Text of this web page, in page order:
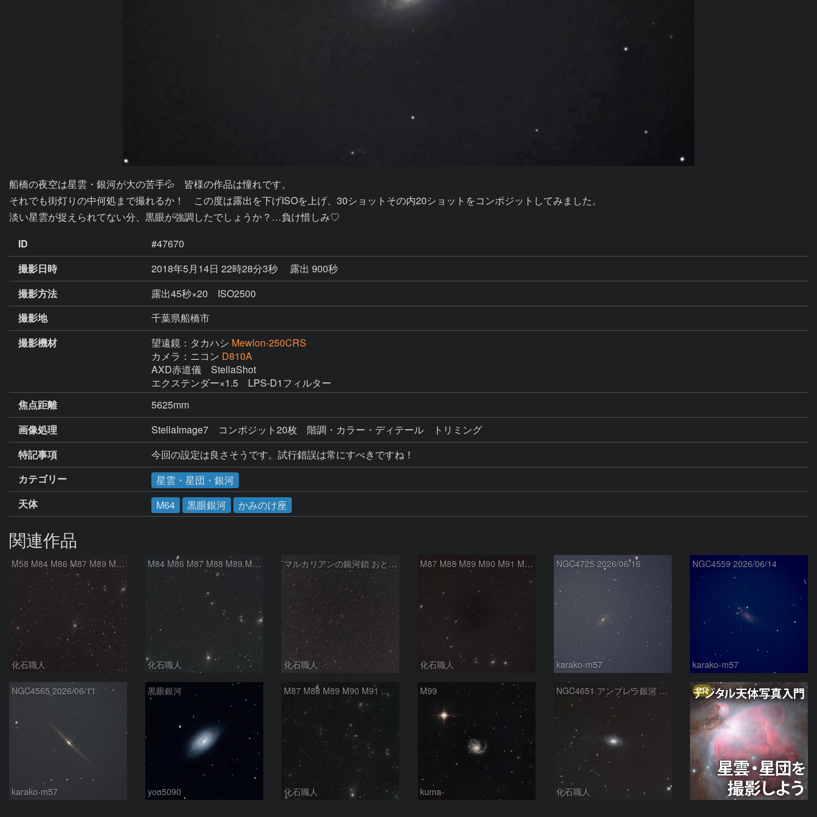
船橋の夜空は星雲・銀河が大の苦手💦　皆様の作品は憧れです。
それでも街灯りの中何処まで撮れるか！　この度は露出を下げISOを上げ、30ショットその内20ショットをコンポジットしてみました。
淡い星雲が捉えられてない分、黒眼が強調したでしょうか？…負け惜しみ♡
ID
#47670
撮影日時
2018年5月14日 22時28分3秒
露出 900秒
撮影方法
露出45秒×20 ISO2500
撮影地
千葉県船橋市
撮影機材
望遠鏡：タカハシ Mewlon-250CRS
カメラ：ニコン D810A
AXD赤道儀　StellaShot
エクステンダー×1.5　LPS-D1フィルター
焦点距離
5625mm
画像処理
StellaImage7　コンポジット20枚　階調・カラー・ディテール　トリミング
特記事項
今回の設定は良さそうです。試行錯誤は常にすべきですね！
カテゴリー
星雲・星団・銀河
天体
M64 黒眼銀河 かみのけ座
関連作品
M58 M84 M86 M87 M89 M90 マルカリアンの銀河鎖 おとめ座 かみのけ座
化石職人
M84 M86 M87 M88 M89 M90 M91 マルカリアンの銀河鎖 おとめ座 かみのけ座
化石職人
マルカリアンの銀河鎖 おとめ座・ かみのけ座の銀河
化石職人
M87 M88 M89 M90 M91 M100 マルカリアンの銀河鎖 おとめ座 かみのけ座
化石職人
NGC4725 2026/06/16
karako-m57
NGC4559 2026/06/14
karako-m57
NGC4565 2026/06/11
karako-m57
黒眼銀河
you5090
M87 M88 M89 M90 M91 マルカリアンの銀河鎖 おとめ座 かみのけ座
化石職人
M99
kuma-
NGC4651 アンブレラ銀河 かみのけ座
化石職人
PR